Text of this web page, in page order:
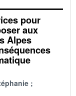
pour
aux
Alpes